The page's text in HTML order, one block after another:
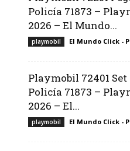
Policía 71873 –
2026 – El Mundo...
playmobil El Mundo Click -
Playmobil 72401
Policía 71873 –
2026 – El...
playmobil El Mundo Click -